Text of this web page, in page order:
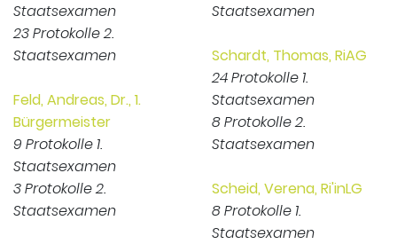
Staatsexamen
23 Protokolle 2.
Staatsexamen
Feld, Andreas, Dr., 1.
Bürgermeister
9 Protokolle 1.
Staatsexamen
3 Protokolle 2.
Staatsexamen
Staatsexamen
Schardt, Thomas, RiAG
24 Protokolle 1.
Staatsexamen
8 Protokolle 2.
Staatsexamen
Scheid, Verena, Ri'inLG
8 Protokolle 1.
Staatsexamen